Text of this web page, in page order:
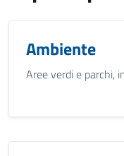
Ambiente
Aree verdi e parchi,